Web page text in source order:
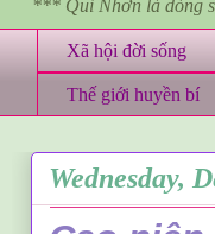
*** Qui Nhơn là dòng
Xã hội đời sống
Thế giới huyền bí
Wednesday,